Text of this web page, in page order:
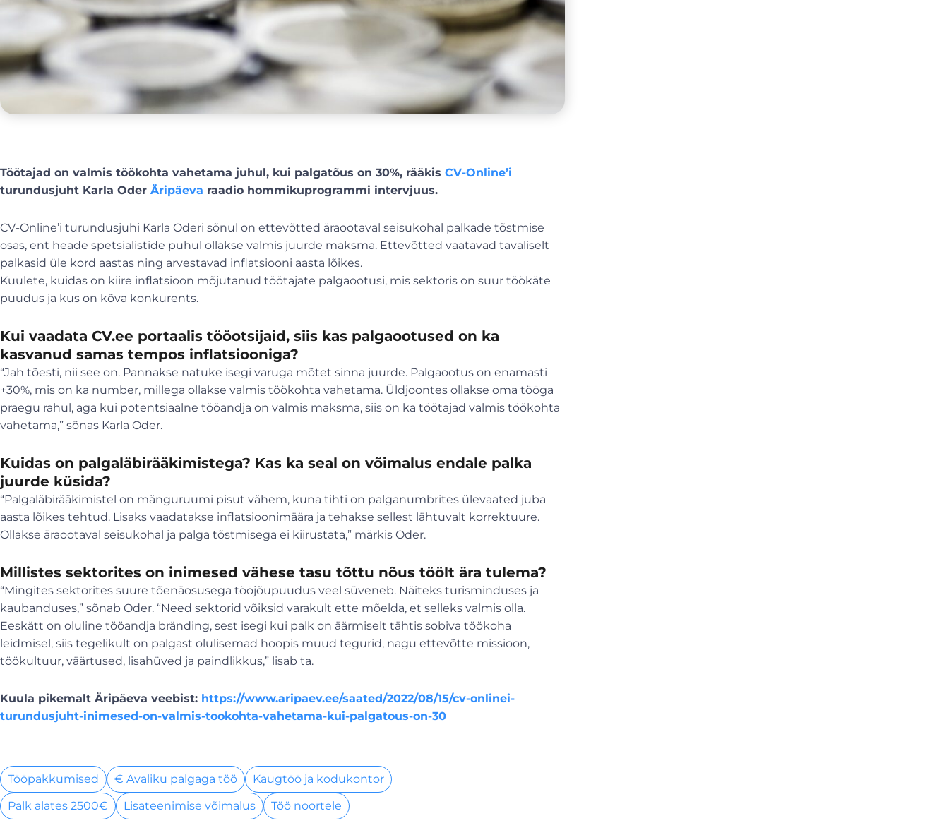
Töötajad on valmis töökohta vahetama juhul, kui palgatõus on 30%, rääkis CV-Online’i
turundusjuht Karla Oder Äripäeva raadio hommikuprogrammi intervjuus.
CV-Online’i turundusjuhi Karla Oderi sõnul on ettevõtted äraootaval seisukohal palkade tõstmise
osas, ent heade spetsialistide puhul ollakse valmis juurde maksma. Ettevõtted vaatavad tavaliselt
palkasid üle kord aastas ning arvestavad inflatsiooni aasta lõikes.
Kuulete, kuidas on kiire inflatsioon mõjutanud töötajate palgaootusi, mis sektoris on suur töökäte
puudus ja kus on kõva konkurents.
Kui vaadata CV.ee portaalis tööotsijaid, siis kas palgaootused on ka
kasvanud samas tempos inflatsiooniga?
“Jah tõesti, nii see on. Pannakse natuke isegi varuga mõtet sinna juurde. Palgaootus on enamasti
+30%, mis on ka number, millega ollakse valmis töökohta vahetama. Üldjoontes ollakse oma tööga
praegu rahul, aga kui potentsiaalne tööandja on valmis maksma, siis on ka töötajad valmis töökohta
vahetama,” sõnas Karla Oder.
Kuidas on palgaläbirääkimistega? Kas ka seal on võimalus endale palka
juurde küsida?
“Palgaläbirääkimistel on mänguruumi pisut vähem, kuna tihti on palganumbrites ülevaated juba
aasta lõikes tehtud. Lisaks vaadatakse inflatsioonimäära ja tehakse sellest lähtuvalt korrektuure.
Ollakse äraootaval seisukohal ja palga tõstmisega ei kiirustata,” märkis Oder.
Millistes sektorites on inimesed vähese tasu tõttu nõus töölt ära tulema?
“Mingites sektorites suure tõenäosusega tööjõupuudus veel süveneb. Näiteks turisminduses ja
kaubanduses,” sõnab Oder. “Need sektorid võiksid varakult ette mõelda, et selleks valmis olla.
Eeskätt on oluline tööandja bränding, sest isegi kui palk on äärmiselt tähtis sobiva töökoha
leidmisel, siis tegelikult on palgast olulisemad hoopis muud tegurid, nagu ettevõtte missioon,
töökultuur, väärtused, lisahüved ja paindlikkus,” lisab ta.
Kuula pikemalt Äripäeva veebist: https://www.aripaev.ee/saated/2022/08/15/cv-onlinei-
turundusjuht-inimesed-on-valmis-tookohta-vahetama-kui-palgatous-on-30
Tööpakkumised € Avaliku palgaga töö
Kaugtöö ja kodukontor
Palk alates 2500€
Lisateenimise võimalus Töö noortele